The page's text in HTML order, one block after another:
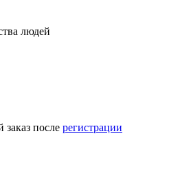
людей
после регистрации